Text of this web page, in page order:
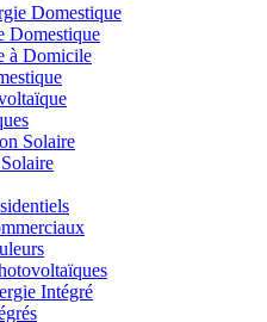
Domestique
Domestique
à Domicile
Solaire
Intégré